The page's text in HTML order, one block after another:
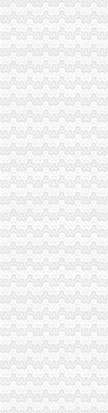
所得税汇算清缴清
【工商年检代办】
执照办理公司_执照
九龙坡区摆账验资
九龙坡区卫生人才
江州（地理位置）-
商住楼装修
国内家顶尖窗帘培
国金证券融资融券-
重庆市九龙坡区法
江州（地理位置）-
【DOC】-重庆市
重庆举行中国（重